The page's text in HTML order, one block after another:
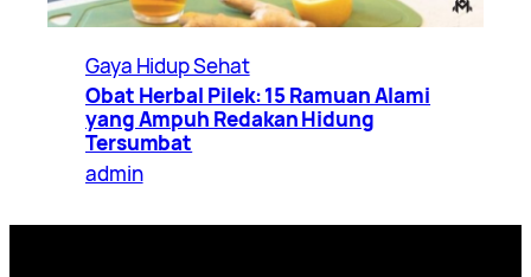
Gaya Hidup Sehat
Obat Herbal Pilek: 15 Ramuan Alami
yang Ampuh Redakan Hidung
Tersumbat
admin